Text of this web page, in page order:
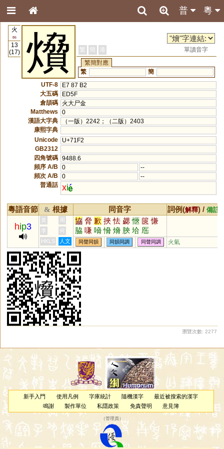
粵
普
火
86
13
(17)
燲 繁 簡 港
單讀音字
繁簡對應
繁
簡
UTF-8
E7 87 B2
大五碼
ED5F
倉頡碼
火大尸金
Matthews
0
漢語大字典
（一版）2242；（二版）2403
康熙字典
Unicode
U+71F2
GB2312
四角號碼 9488.6
頻序 A/B
0
--
頻次 A/B
0
--
普通話 xi
粵語音節 & 根據 同音字 詞例(解釋) / 備註
hip3
黃 周 協 脅 歉 挾 怯 勰 愜 篋 慊
脇 嗛 嗋 愶 熁 脥 垥 厒
李
何
HKLS
人文 同聲同韻 同韻同調 同聲同調 火氣
瀏覽次數: 2277
新手入門 使用凡例 字庫統計 隨機漢字
最近被搜索的漢字
鳴謝
製作單位 私隱政策 免責聲明 意見簿
（管理員 ）